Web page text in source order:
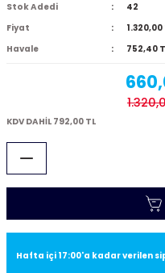
Stok Adedi
42
Fiyat
1.320,00
Havale
752,40
KDV DAHİL 792,00 TL
Hafta içi 17:00'a kadar verilen